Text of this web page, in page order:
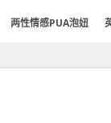
两性情感PUA泡妞